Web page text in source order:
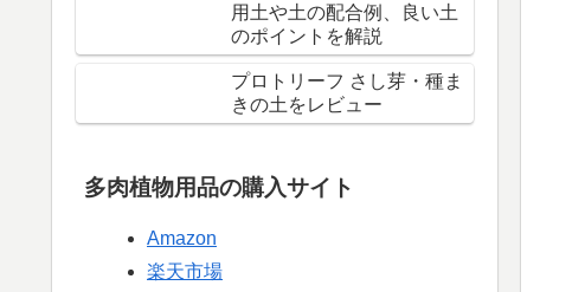
用土や土の配合例、良い土
のポイントを解説
プロトリーフ さし芽・種ま
きの土をレビュー
多肉植物用品の購入サイト
Amazon
楽天市場